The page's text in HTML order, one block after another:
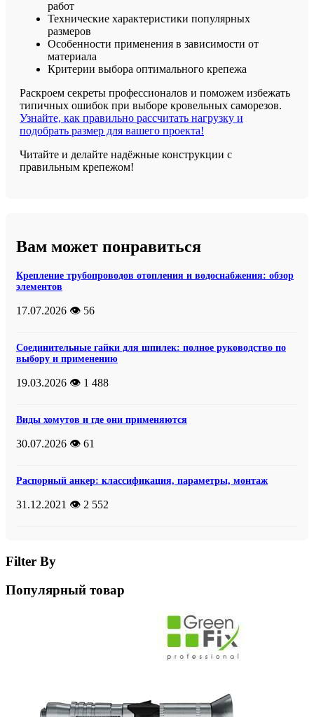
работ
Технические характеристики популярных
размеров
Особенности применения в зависимости от
материала
Критерии выбора оптимального крепежа
Раскроем секреты профессионалов и поможем избежать
типичных ошибок при выборе кровельных саморезов.
Узнайте, как правильно рассчитать нагрузку и
подобрать размер для вашего проекта!
Читайте и делайте надёжные конструкции с
правильным крепежом!
Вам может понравиться
Крепление трубопроводов отопления и водоснабжения: обзор
элементов
17.07.2026 👁️ 56
Соединительные гайки для шпилек: полное руководство по
выбору и применению
19.03.2026 👁️ 1 488
Виды хомутов и где они применяются
30.07.2026 👁️ 61
Распорный анкер: классификация, параметры, монтаж
31.12.2021 👁️ 2 552
Filter By
Популярный товар